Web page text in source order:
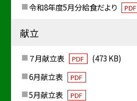
令和8年度5月分給食だより
PDF
献立
７月献立表 PDF
(473 KB)
6月献立表
PDF
5月献立表 PDF